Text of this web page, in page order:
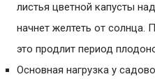
листья цветной капусты
начнет желтеть от солнца.
это продлит период
Основная нагрузка у